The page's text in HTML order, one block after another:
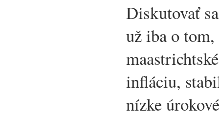
Diskutovať
už iba o
infláciu,
nízke